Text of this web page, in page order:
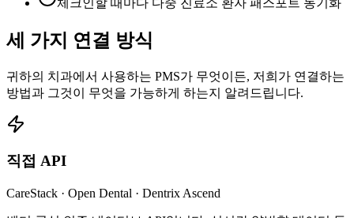
체크인할 때마다 다중 진료소 환자 패스포트 동기화
세 가지 연결 방식
귀하의 치과에서 사용하는 PMS가 무엇이든, 저희가 연결하는
방법과 그것이 무엇을 가능하게 하는지 알려드립니다.
직접 API
CareStack · Open Dental · Dentrix Ascend